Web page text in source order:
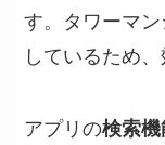
す。タワーマ
しているため
アプリの検索機